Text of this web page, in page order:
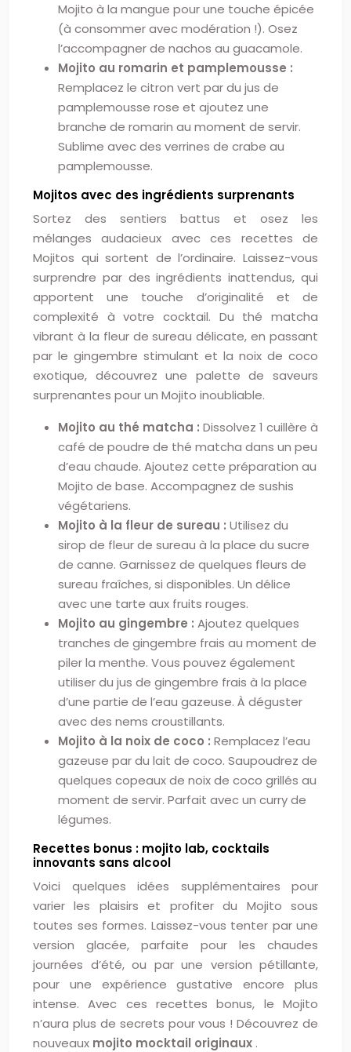
Mojito à la mangue pour une touche épicée
(à consommer avec modération !). Osez
l’accompagner de nachos au guacamole.
Mojito au romarin et pamplemousse :
Remplacez le citron vert par du jus de
pamplemousse rose et ajoutez une
branche de romarin au moment de servir.
Sublime avec des verrines de crabe au
pamplemousse.
Mojitos avec des ingrédients surprenants
Sortez des sentiers battus et osez les
mélanges audacieux avec ces recettes de
Mojitos qui sortent de l’ordinaire. Laissez-vous
surprendre par des ingrédients inattendus, qui
apportent une touche d’originalité et de
complexité à votre cocktail. Du thé matcha
vibrant à la fleur de sureau délicate, en passant
par le gingembre stimulant et la noix de coco
exotique, découvrez une palette de saveurs
surprenantes pour un Mojito inoubliable.
Mojito au thé matcha : Dissolvez 1 cuillère à
café de poudre de thé matcha dans un peu
d’eau chaude. Ajoutez cette préparation au
Mojito de base. Accompagnez de sushis
végétariens.
Mojito à la fleur de sureau : Utilisez du
sirop de fleur de sureau à la place du sucre
de canne. Garnissez de quelques fleurs de
sureau fraîches, si disponibles. Un délice
avec une tarte aux fruits rouges.
Mojito au gingembre : Ajoutez quelques
tranches de gingembre frais au moment de
piler la menthe. Vous pouvez également
utiliser du jus de gingembre frais à la place
d’une partie de l’eau gazeuse. À déguster
avec des nems croustillants.
Mojito à la noix de coco : Remplacez l’eau
gazeuse par du lait de coco. Saupoudrez de
quelques copeaux de noix de coco grillés au
moment de servir. Parfait avec un curry de
légumes.
Recettes bonus : mojito lab, cocktails
innovants sans alcool
Voici quelques idées supplémentaires pour
varier les plaisirs et profiter du Mojito sous
toutes ses formes. Laissez-vous tenter par une
version glacée, parfaite pour les chaudes
journées d’été, ou par une version pétillante,
pour une expérience gustative encore plus
intense. Avec ces recettes bonus, le Mojito
n’aura plus de secrets pour vous ! Découvrez de
nouveaux mojito mocktail originaux .